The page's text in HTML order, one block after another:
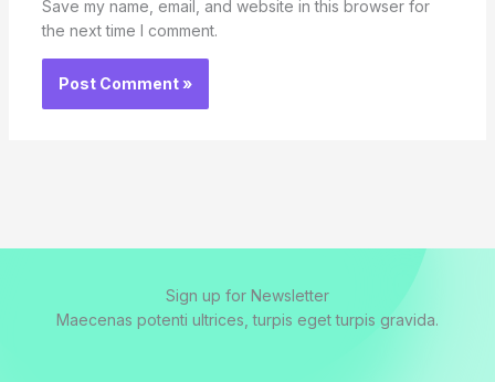
Save my name, email, and website in this browser for
the next time I comment.
Sign up for Newsletter
Maecenas potenti ultrices, turpis eget turpis gravida.